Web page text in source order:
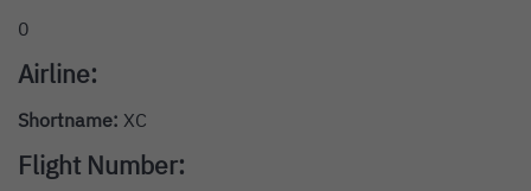
0
Airline:
Shortname: XC
Flight Number: